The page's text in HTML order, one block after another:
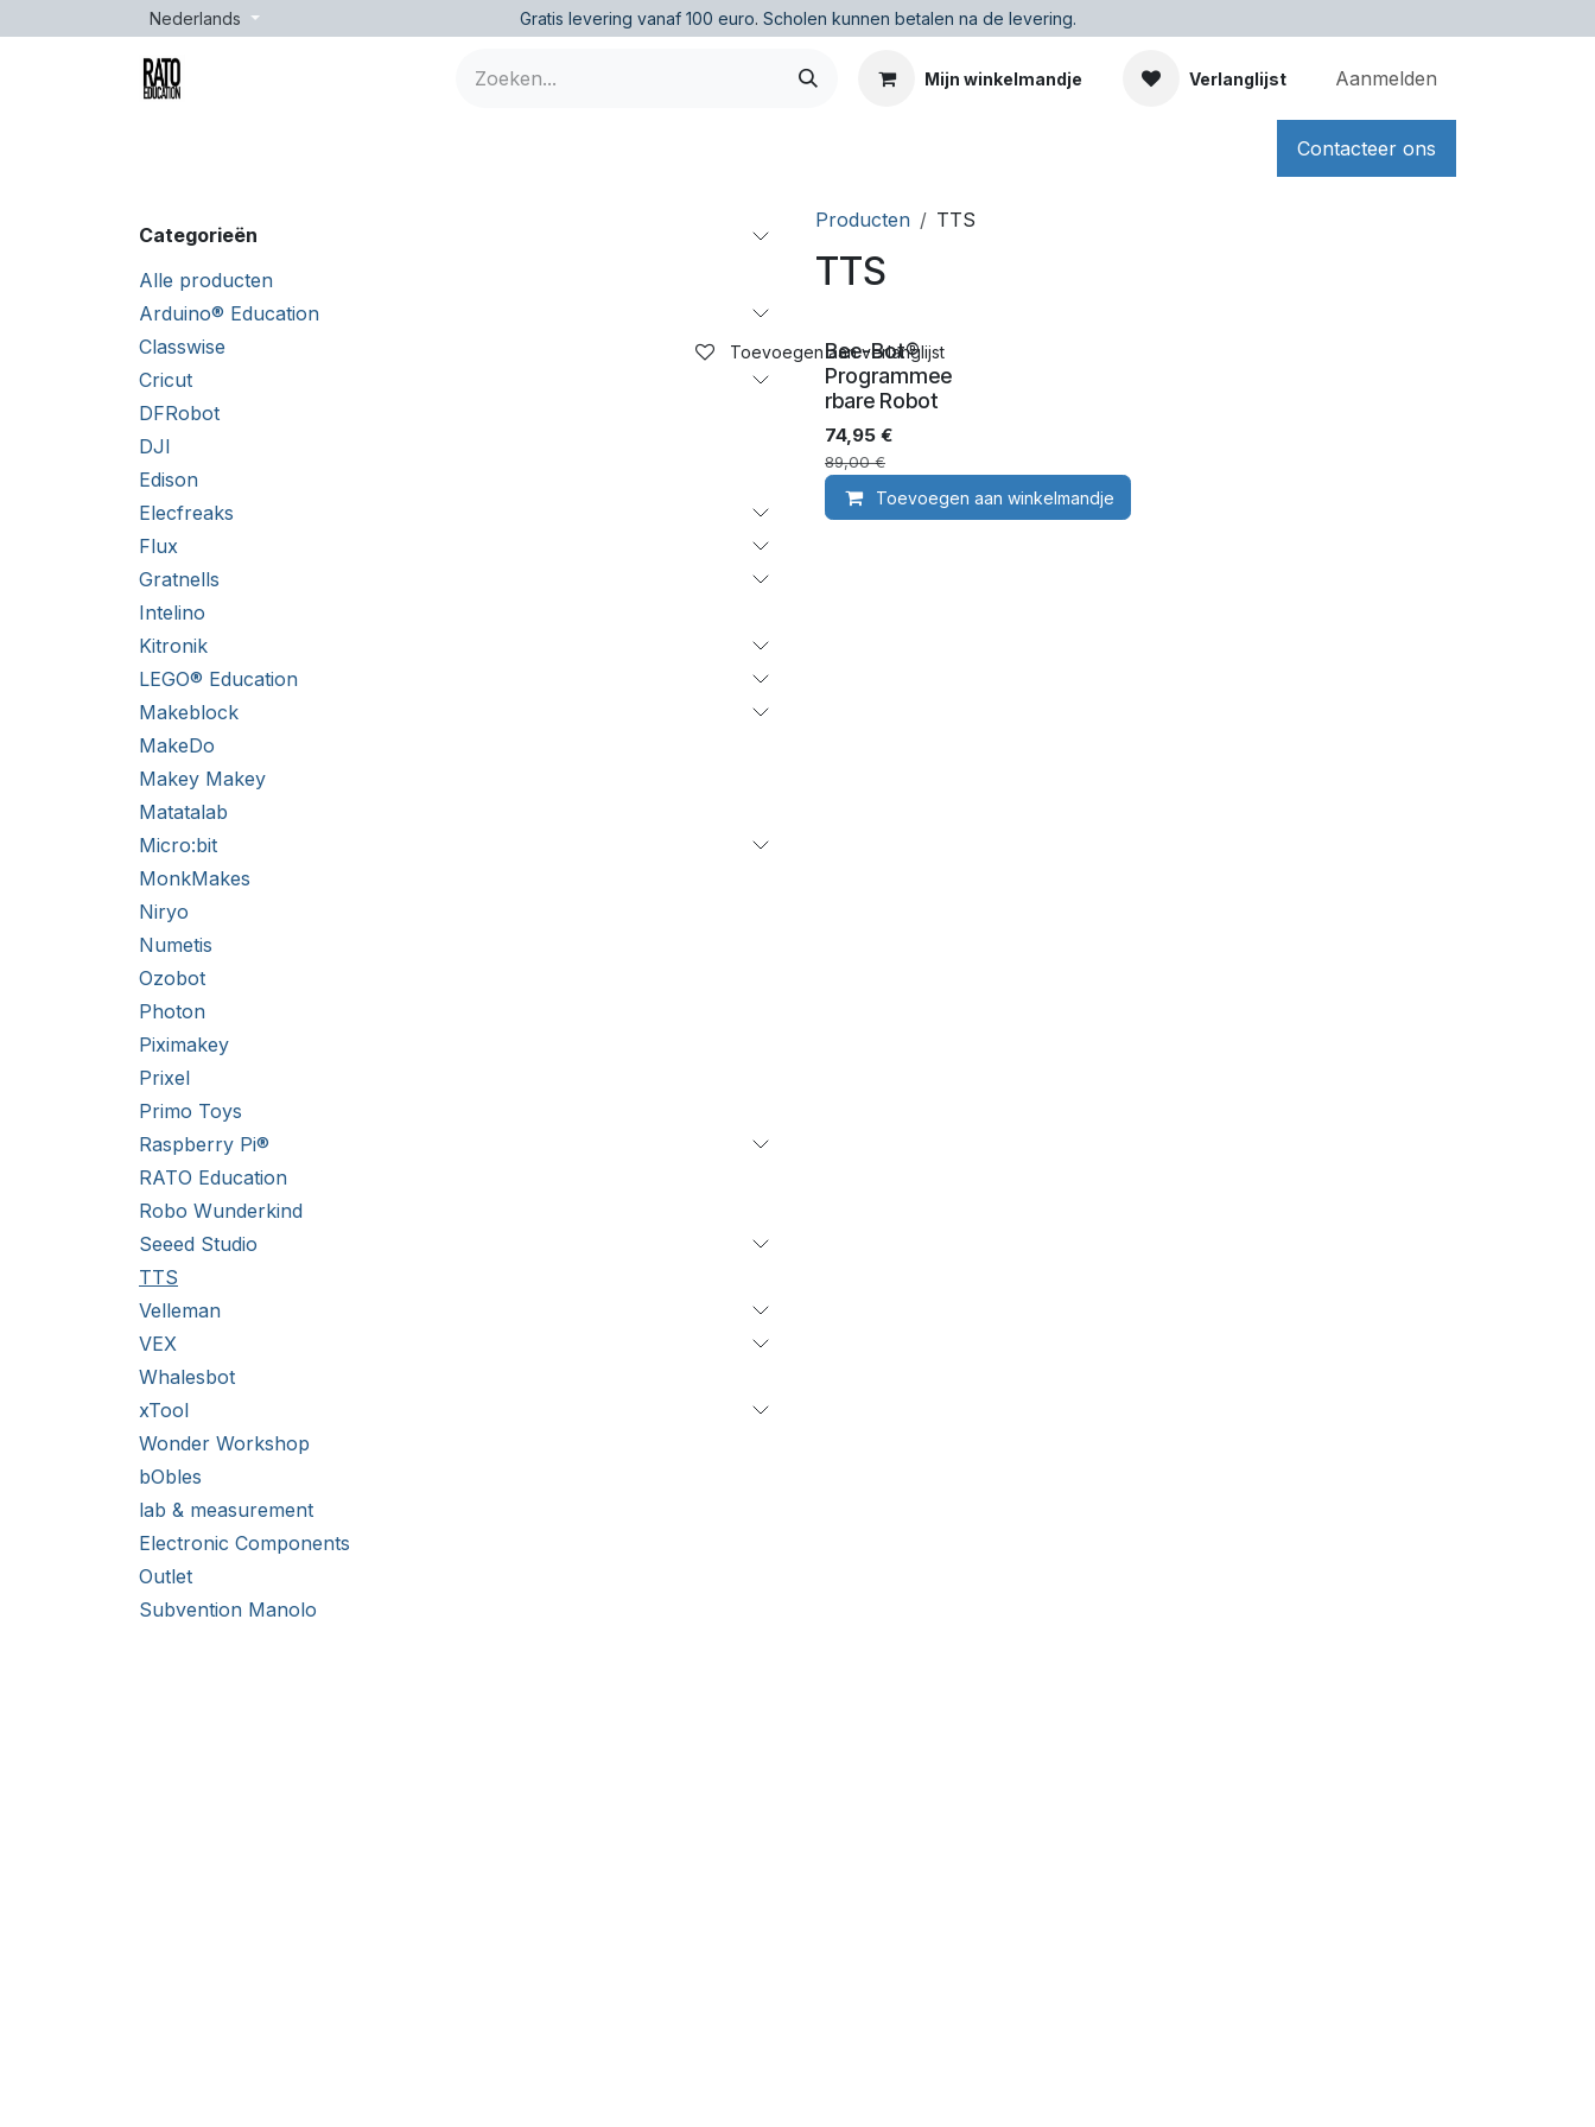
Overslaan naar inhoud
Nederlands Gratis levering vanaf 100 euro. Scholen kunnen betalen na de levering.
Mijn winkelmandje Verlanglijst Aanmelden
Contacteer ons
Categorieën
Alle producten
Arduino® Education
Classwise
Cricut
DFRobot
DJI
Edison
Elecfreaks
Flux
Gratnells
Intelino
Kitronik
LEGO® Education
Makeblock
MakeDo
Makey Makey
Matatalab
Micro:bit
MonkMakes
Niryo
Numetis
Ozobot
Photon
Piximakey
Prixel
Primo Toys
Raspberry Pi®
RATO Education
Robo Wunderkind
Seeed Studio
TTS
Velleman
VEX
Whalesbot
xTool
Wonder Workshop
bObles
lab & measurement
Electronic Components
Outlet
Subvention Manolo
Producten TTS
TTS
Bee-Bot®
Programmee
rbare Robot
74,95 €
89,00€
Toevoegen aan winkelmandje
Toevoegen aan verlanglijst